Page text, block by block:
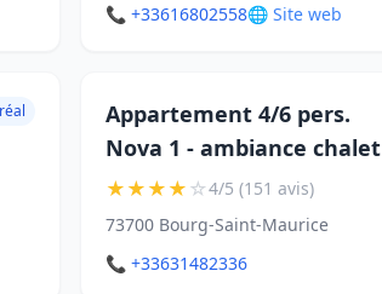
📞 +33616802558🌐 Site web
Appartement 4/6 pers.
Nova 1 - ambiance chalet
★★★★☆4/5 (151 avis)
73700 Bourg-Saint-Maurice
📞 +33631482336